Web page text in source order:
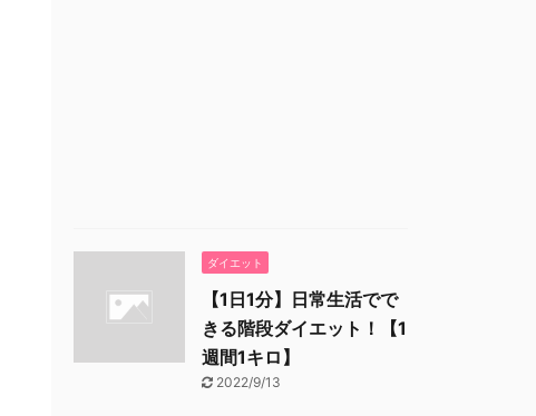
ダイエット
【1日1分】日常生活でで
きる階段ダイエット！【1
週間1キロ】
2022/9/13